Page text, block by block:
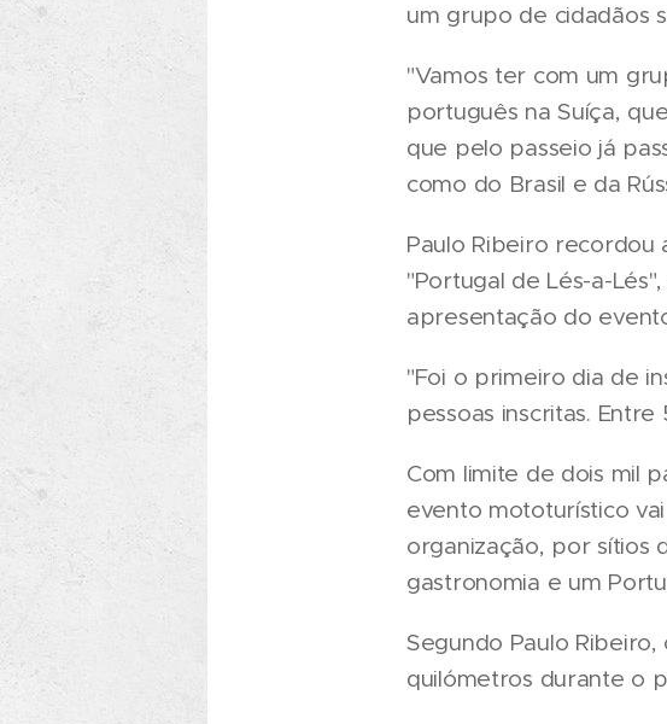
um grupo de cidadãos
"Vamos ter com um
português na Suíça,
que pelo passeio já
como do Brasil e da
Paulo Ribeiro recordou
"Portugal de Lés-a-
apresentação do
"Foi o primeiro dia de
pessoas inscritas.
Com limite de dois mil
evento mototurístico
organização, por sítios
gastronomia e um
Segundo Paulo
quilómetros durante o